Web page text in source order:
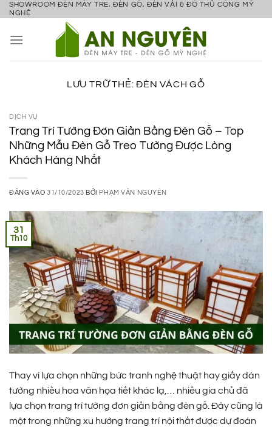
Bỏ
nội
SHOWROOM ĐÈN MÂY TRE, ĐÈN GỖ, ĐÈN VẢI & ĐỒ THỦ CÔNG MỸ
NGHỆ
LƯU TRỮ THẺ:ĐÈN VÁCH GỖ
DỊCH VỤ
Trang Trí Tường Đơn Giản Bằng Đèn Gỗ – Top
Những Mẫu Đèn Gỗ Treo Tường Được Lòng
Khách Hàng Nhất
ĐĂNG VÀO31/10/2023 BỞI PHẠM VĂN NGUYÊN
31
Th10
Thay vì lựa chọn những bức tranh nghệ thuật hay giấy dán
tường nhiều hoa văn họa tiết khác lạ,… nhiều gia chủ đã
lựa chọn trang trí tường đơn giản bằng đèn gỗ. Đây cũng là
một trong những xu hướng trang trí nội thất được dự đoán